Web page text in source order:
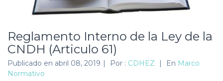
Reglamento Interno de la Ley de la
CNDH (Articulo 61)
Publicado en abril 08, 2019 | Por : CDHEZ | En Marco
Normativo